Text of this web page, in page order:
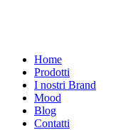
Home
Prodotti
I nostri Brand
Mood
Blog
Contatti